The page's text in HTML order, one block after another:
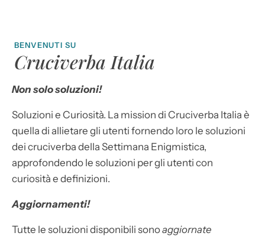
BENVENUTI SU
Cruciverba Italia
Non solo soluzioni!
Soluzioni e Curiosità. La mission di Cruciverba Italia è
quella di allietare gli utenti fornendo loro le soluzioni
dei cruciverba della Settimana Enigmistica,
approfondendo le soluzioni per gli utenti con
curiosità e definizioni.
Aggiornamenti!
Tutte le soluzioni disponibili sonoaggiornate